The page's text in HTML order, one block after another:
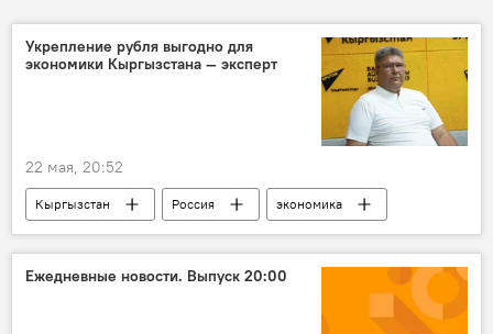
Укрепление рубля выгодно для
экономики Кыргызстана — эксперт
22 мая, 20:52
Кыргызстан Россия
экономика
рубль
курс валют
Ежедневные новости. Выпуск 20:00